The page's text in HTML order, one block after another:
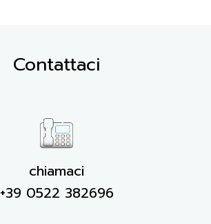
Contattaci
chiamaci
+39 0522 382696